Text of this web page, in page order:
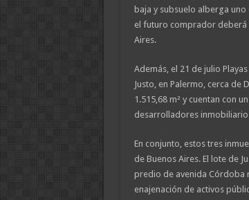
baja y subsuelo alberga uno
el futuro comprador deberá
Aires.
Además, el 21 de julio
Justo, en Palermo, cerca de
1.515,68 m² y cuentan con
desarrolladores
En conjunto, estos tres
de Buenos Aires. El lote de
predio de avenida Córdoba
enajenación de activos